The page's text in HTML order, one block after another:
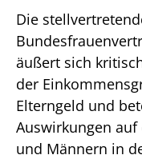
Die
äußert sich
der
Elterngeld und
Auswirkungen
und Männern in